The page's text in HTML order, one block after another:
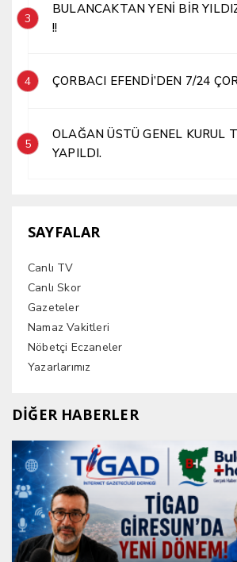
3
BULANCAKTAN YENİ BİR
!!
4 ÇORBACI EFENDİ’DEN 7/24
5
OLAĞAN ÜSTÜ GENEL KURUL
YAPILDI.
SAYFALAR
Canlı TV
Canlı Skor
Gazeteler
Namaz Vakitleri
Nöbetçi Eczaneler
Yazarlarımız
DİĞER HABERLER